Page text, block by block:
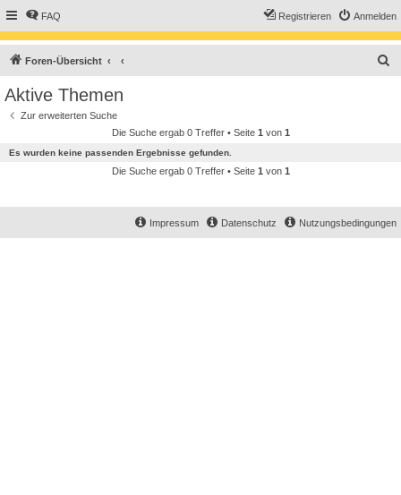
FAQ Anmelden
Registrieren
Foren-Übersicht
Aktive Themen
Zur erweiterten Suche
Die Suche ergab 0 Treffer • Seite 1 von 1
Es wurden keine passenden Ergebnisse gefunden.
Die Suche ergab 0 Treffer • Seite 1 von 1
Nutzungsbedingungen
Datenschutz
Impressum